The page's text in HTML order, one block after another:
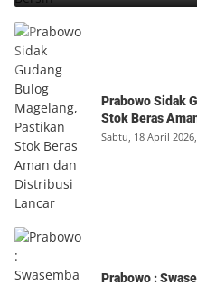
Prabowo Sidak
Stok Beras
Sabtu, 18 April
Prabowo :